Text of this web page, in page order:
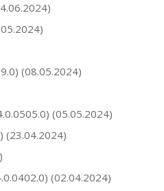
(08.05.2024)
(05.05.2024)
(23.04.2024)
(02.04.2024)